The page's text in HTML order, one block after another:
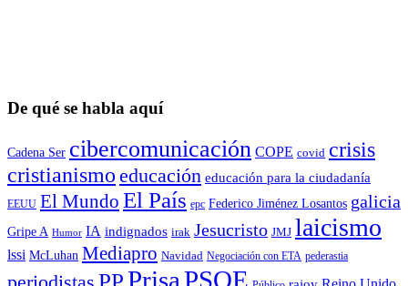
De qué se habla aquí
Cadena Ser cibercomunicación COPE covid crisis
cristianismo educación educación para la ciudadaní­a
EEUU El Mundo El País epc Federico Jiménez Losantos galicia
Gripe A Humor IA indignados irak Jesucristo JMJ laicismo
lssi McLuhan Mediapro Navidad Negociación con ETA pederastia
PPPrisaPSOE